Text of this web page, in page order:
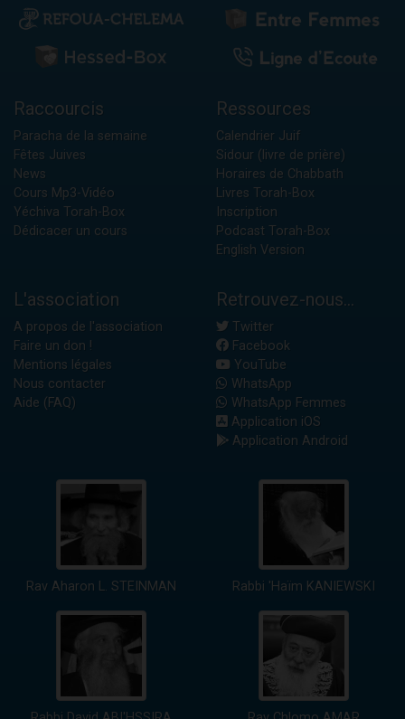
Raccourcis
Paracha de la semaine
Fêtes Juives
News
Cours Mp3-Vidéo
Yéchiva Torah-Box
Dédicacer un cours
Ressources
Calendrier Juif
Sidour (livre de prière)
Horaires de Chabbath
Livres Torah-Box
Inscription
Podcast Torah-Box
English Version
L'association
A propos de l'association
Faire un don !
Mentions légales
Nous contacter
Aide (FAQ)
Retrouvez-nous...
Twitter
Facebook
YouTube
WhatsApp
WhatsApp Femmes
Application iOS
Application Android
Rav Aharon L. STEINMAN Rabbi 'Haïm KANIEWSKI